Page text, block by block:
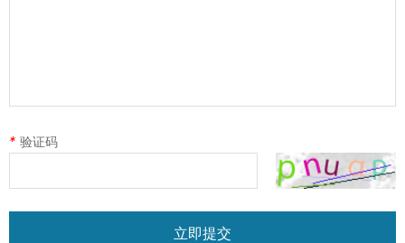
* 验证码
立即提交